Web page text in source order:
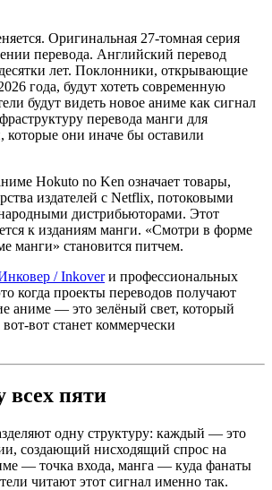
Оригинальная 27-томная серия
перевода. Английский перевод
лет. Поклонники, открывающие
года, будут хотеть современную
будут видеть новое аниме как сигнал
перевода манги для
которые они иначе бы оставили
Hokuto no Ken означает товары,
издателей с Netflix, потоковыми
дистрибьюторами. Этот
к изданиям манги. «Смотри в форме
манги» становится питчем.
/ Inkoverи профессиональных
когда проекты переводов получают
аниме — это зелёный свет, который
вот станет коммерчески
всех пяти
одну структуру: каждый — это
создающий нисходящий спрос на
— точка входа, манга — куда фанаты
читают этот сигнал именно так.